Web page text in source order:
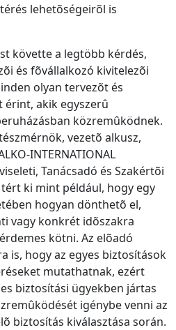
lehetõségeirõl is
követte a legtöbb kérdés,
és fõvállalkozó kivitelezõi
olyan tervezõt és
akik egyszerû
közremûködnek.
vezetõ alkusz,
INTERNATIONAL
Tanácsadó és Szakértõi
ki mint például, hogy egy
hogyan dönthetõ el,
vagy konkrét idõszakra
kötni. Az elõadó
is, hogy az egyes biztosítások
mutathatnak, ezért
biztosítási ügyekben jártas
igénybe venni az
biztosítás kiválasztása során.